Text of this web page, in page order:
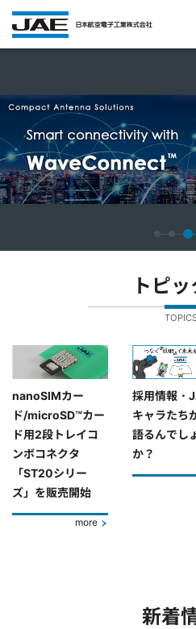
トピ
nanoSIMカー
ド/microSD™カー
ド用2段トレイコ
ンボコネクタ
「ST20シリー
ズ」を販売開始
more
採用情報・
キャラたち
語るんでし
か？
新着